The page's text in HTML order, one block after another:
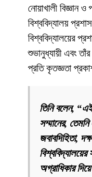
নোয়াখালী বিজ্ঞান
বিশ্ববিদ্যালয়
বিশ্ববিদ্যালয়ের
শুভানুধ্যায়ী এবং
প্রতি কৃতজ্ঞতা
তিনি বলেন,
সম্মানের,
জবাবদিহিতা,
অগ্রাধিকার